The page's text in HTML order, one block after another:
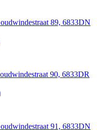
89, 6833DN
90, 6833DR
91, 6833DN